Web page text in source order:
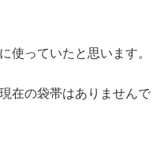
使っていたと思います。
在の袋帯はありませんで